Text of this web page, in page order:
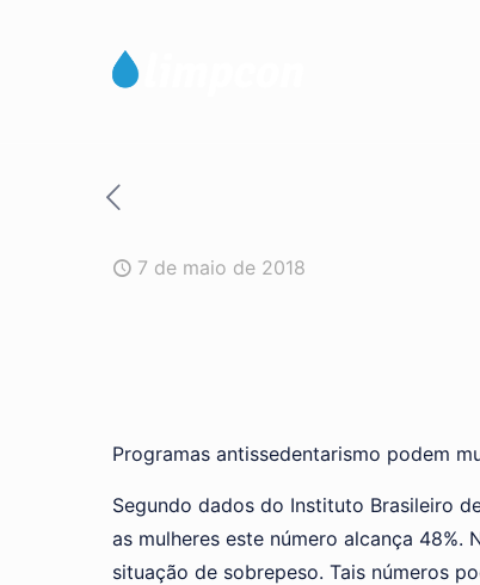
7 de maio de 2018
Programas antissedentarismo podem
Segundo dados do Instituto Brasileiro
as mulheres este número alcança 48%.
situação de sobrepeso. Tais números